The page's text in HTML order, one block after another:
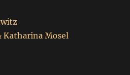
Katharina Mosel